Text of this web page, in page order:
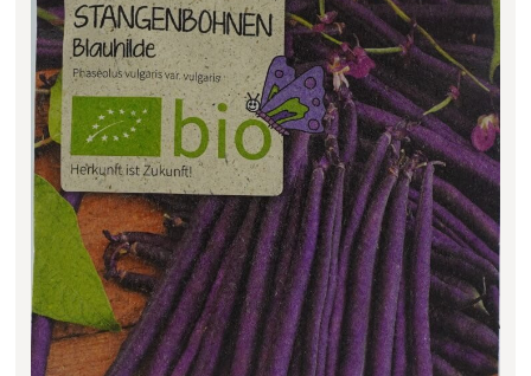
Hofladen Hoffelner Detail
Kuglbauer - Familie Bischof Detail
La Toscana Anita Wolf e.U. Detail
Söllradls Naturkostladen Detail
Stiftsgärtnerei Detail
Weinkellerei Stift
Kremsmünster
Detail
Wildkraut Detail
KATEGORIE